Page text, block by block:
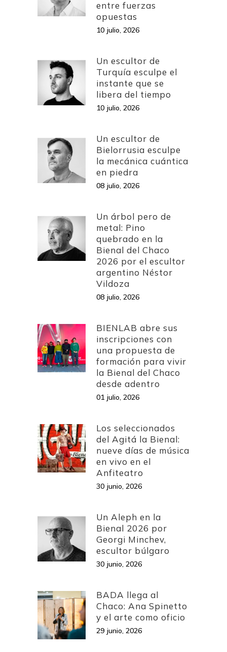
entre fuerzas
opuestas
10 julio, 2026
Un escultor de
Turquía esculpe el
instante que se
libera del tiempo
10 julio, 2026
Un escultor de
Bielorrusia esculpe
la mecánica cuántica
en piedra
08 julio, 2026
Un árbol pero de
metal: Pino
quebrado en la
Bienal del Chaco
2026 por el escultor
argentino Néstor
Vildoza
08 julio, 2026
BIENLAB abre sus
inscripciones con
una propuesta de
formación para vivir
la Bienal del Chaco
desde adentro
01 julio, 2026
Los seleccionados
del Agitá la Bienal:
nueve días de música
en vivo en el
Anfiteatro
30 junio, 2026
Un Aleph en la
Bienal 2026 por
Georgi Minchev,
escultor búlgaro
30 junio, 2026
BADA llega al
Chaco: Ana Spinetto
y el arte como oficio
29 junio, 2026